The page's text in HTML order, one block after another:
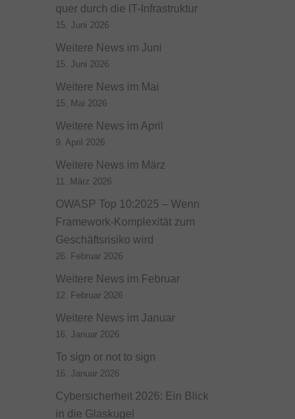
quer durch die IT-Infrastruktur
15. Juni 2026
Weitere News im Juni
15. Juni 2026
Weitere News im Mai
15. Mai 2026
Weitere News im April
9. April 2026
Weitere News im März
11. März 2026
OWASP Top 10:2025 – Wenn
Framework-Komplexität zum
Geschäftsrisiko wird
26. Februar 2026
Weitere News im Februar
12. Februar 2026
Weitere News im Januar
16. Januar 2026
To sign or not to sign
16. Januar 2026
Cybersicherheit 2026: Ein Blick
in die Glaskugel